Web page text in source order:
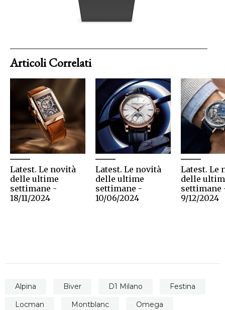
Articoli Correlati
Latest. Le novità
delle ultime
settimane -
18/11/2024
Latest. Le novità
delle ultime
settimane -
10/06/2024
Latest. Le
delle
settimane
9/12/2024
Alpina Biver D1 Milano
Festina
Locman
Montblanc
Omega